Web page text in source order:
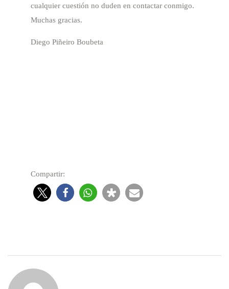
cualquier cuestión no duden en contactar conmigo.
Muchas gracias.
Diego Piñeiro Boubeta
Compartir: